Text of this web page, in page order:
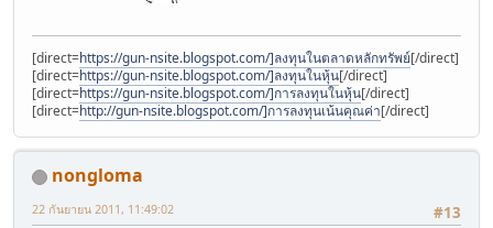
[direct=https://gun-nsite.blogspot.com/]ลงทุนในตลาดหลักทรัพย์[/direct]
[direct=https://gun-nsite.blogspot.com/]ลงทุนในหุ้น[/direct]
[direct=https://gun-nsite.blogspot.com/]การลงทุนในหุ้น[/direct]
[direct=http://gun-nsite.blogspot.com/]การลงทุนเน้นคุณค่า[/direct]
nongloma
#13
22 กันยายน 2011, 11:49:02